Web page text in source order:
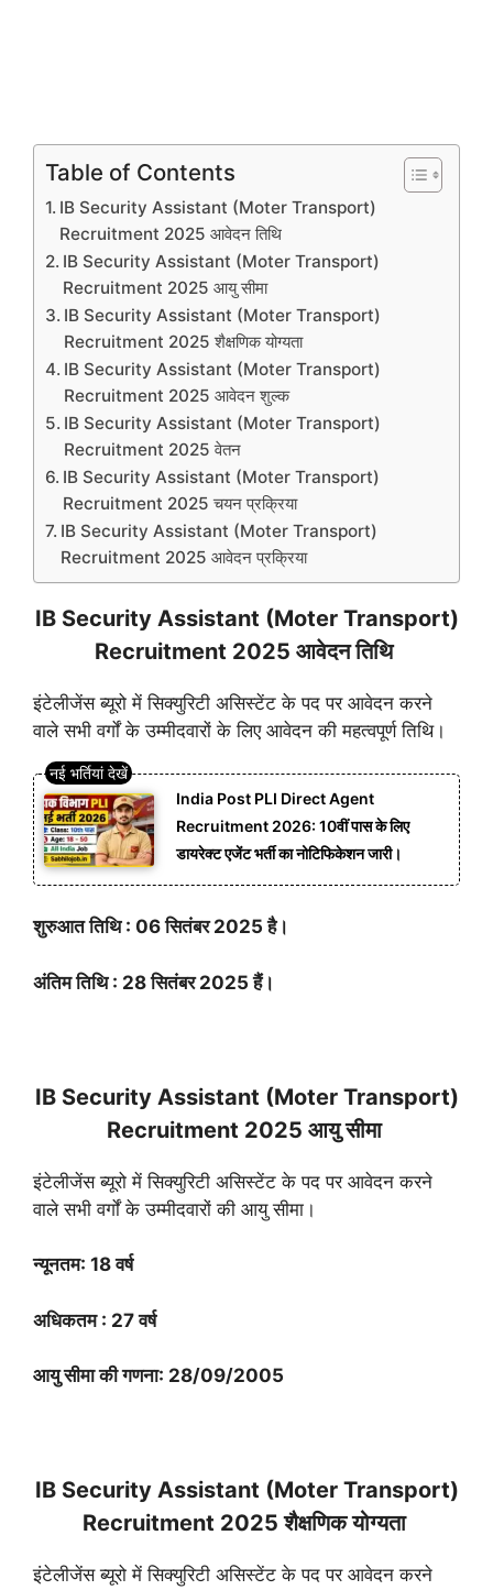
Table of Contents
IB Security Assistant (Moter Transport)
Recruitment 2025 आवेदन तिथि
IB Security Assistant (Moter Transport)
Recruitment 2025 आयु सीमा
IB Security Assistant (Moter Transport)
Recruitment 2025 शैक्षणिक योग्यता
IB Security Assistant (Moter Transport)
Recruitment 2025 आवेदन शुल्क
IB Security Assistant (Moter Transport)
Recruitment 2025 वेतन
IB Security Assistant (Moter Transport)
Recruitment 2025 चयन प्रक्रिया
IB Security Assistant (Moter Transport)
Recruitment 2025 आवेदन प्रक्रिया
IB Security Assistant (Moter Transport)
Recruitment 2025 आवेदन तिथि
इंटेलीजेंस ब्यूरो में सिक्युरिटी असिस्टेंट के पद पर आवेदन करने
वाले सभी वर्गों के उम्मीदवारों के लिए आवेदन की महत्वपूर्ण तिथि।
India Post PLI Direct Agent
Recruitment 2026: 10वीं पास के लिए
डायरेक्ट एजेंट भर्ती का नोटिफिकेशन जारी।
शुरुआत तिथि : 06 सितंबर 2025 है।
अंतिम तिथि : 28 सितंबर 2025 हैं।
IB Security Assistant (Moter Transport)
Recruitment 2025 आयु सीमा
इंटेलीजेंस ब्यूरो में सिक्युरिटी असिस्टेंट के पद पर आवेदन करने
वाले सभी वर्गों के उम्मीदवारों की आयु सीमा।
न्यूनतम: 18 वर्ष
अधिकतम : 27 वर्ष
आयु सीमा की गणना: 28/09/2005
IB Security Assistant (Moter Transport)
Recruitment 2025 शैक्षणिक योग्यता
इंटेलीजेंस ब्यूरो में सिक्युरिटी असिस्टेंट के पद पर आवेदन करने